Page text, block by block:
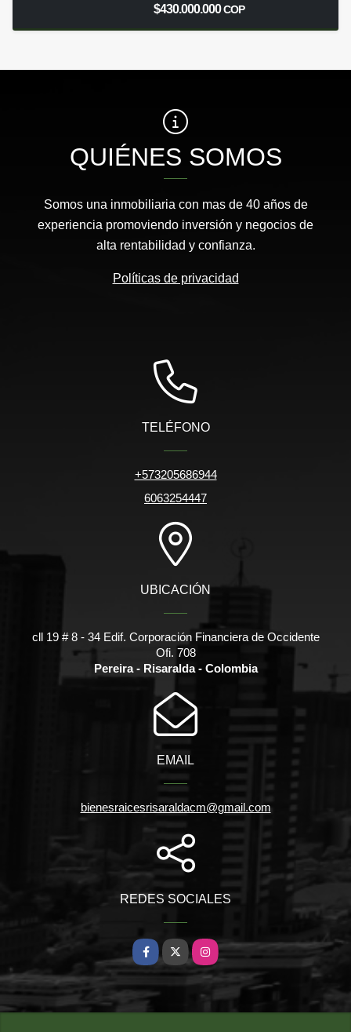
$430.000.000COP
QUIÉNES SOMOS
Somos una inmobiliaria con mas de 40 años de
experiencia promoviendo inversión y negocios de
alta rentabilidad y confianza.
Políticas de privacidad
TELÉFONO
+573205686944
6063254447
UBICACIÓN
cll 19 # 8 - 34 Edif. Corporación Financiera de Occidente
Ofi. 708
Pereira - Risaralda - Colombia
EMAIL
bienesraicesrisaraldacm@gmail.com
REDES SOCIALES
Facebook
X Instagram